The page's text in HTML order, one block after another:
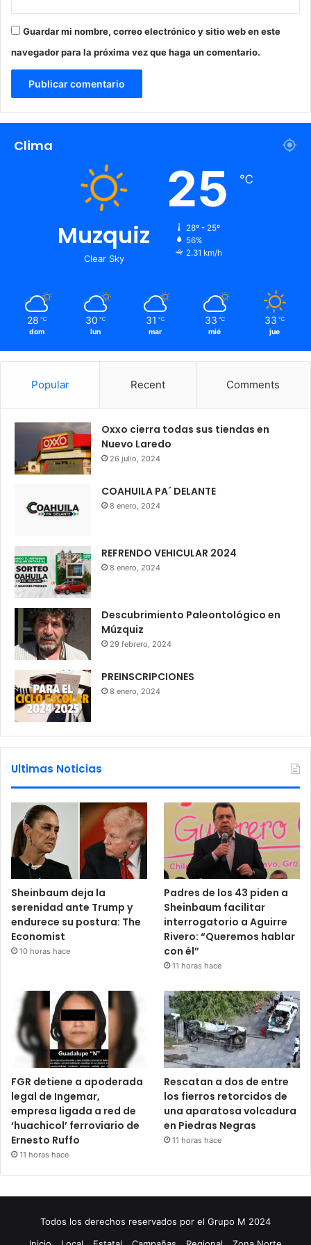
Guardar mi nombre, correo electrónico y sitio web en este
navegador para la próxima vez que haga un comentario.
Clima
Muzquiz
Clear Sky
25 ℃
28º - 25º
56%
2.31 km/h
28 ℃
dom
30 ℃
lun
31 ℃
mar
33 ℃
mié
33 ℃
jue
Popular Recent Comments
Oxxo cierra todas sus tiendas en
Nuevo Laredo
26 julio, 2024
COAHUILA PA´ DELANTE
8 enero, 2024
REFRENDO VEHICULAR 2024
8 enero, 2024
Descubrimiento Paleontológico en
Múzquiz
29 febrero, 2024
PREINSCRIPCIONES
8 enero, 2024
Ultimas Noticias
Sheinbaum deja la
serenidad ante Trump y
endurece su postura: The
Economist
10 horas hace
Padres de los 43 piden a
Sheinbaum facilitar
interrogatorio a Aguirre
Rivero: “Queremos hablar
con él”
11 horas hace
FGR detiene a apoderada
legal de Ingemar,
empresa ligada a red de
‘huachicol’ ferroviario de
Ernesto Ruffo
11 horas hace
Rescatan a dos de entre
los fierros retorcidos de
una aparatosa volcadura
en Piedras Negras
11 horas hace
Todos los derechos reservados por el Grupo M 2024